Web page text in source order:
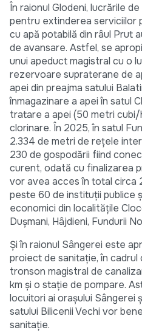
În raionul Glodeni, lucrările
pentru extinderea serviciilor
cu apă potabilă din râul Prut
de avansare. Astfel, se
unui apeduct magistral cu o
rezervoare supraterane de
apei din preajma satului
înmagazinare a apei în satul
tratare a apei (50 metri
clorinare. În 2025, în satul
2.334 de metri de rețele
230 de gospodării fiind
curent, odată cu finalizarea
vor avea acces în total circa
peste 60 de instituții publice
economici din localitățile
Dușmani, Hâjdieni, Fundurii
Și în raionul Sângerei este
proiect de sanitație, în
tronson magistral de
km și o stație de pompare.
locuitori ai orașului Sângerei
satului Bilicenii Vechi vor
sanitație.